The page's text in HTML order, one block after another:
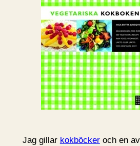
Jag gillar kokböckeroch en